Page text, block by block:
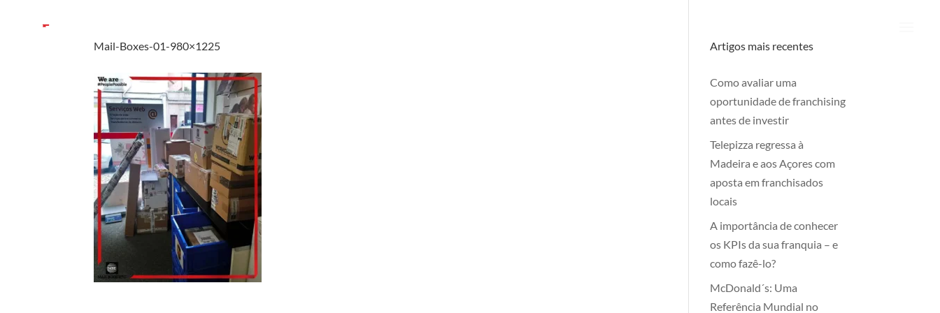
Mail-Boxes-01-980×1225 Artigos mais recentes
Como avaliar uma
oportunidade de franchising
antes de investir
Telepizza regressa à
Madeira e aos Açores com
aposta em franchisados
locais
A importância de conhecer
os KPIs da sua franquia – e
como fazê-lo?
McDonald´s: Uma
Referência Mundial no